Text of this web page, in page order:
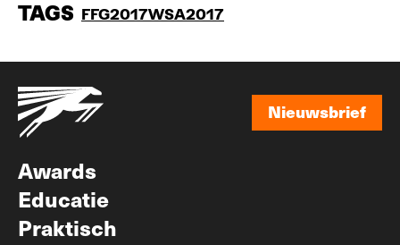
TAGS FFG2017WSA2017
Nieuwsbrief
Awards
Educatie
Praktisch